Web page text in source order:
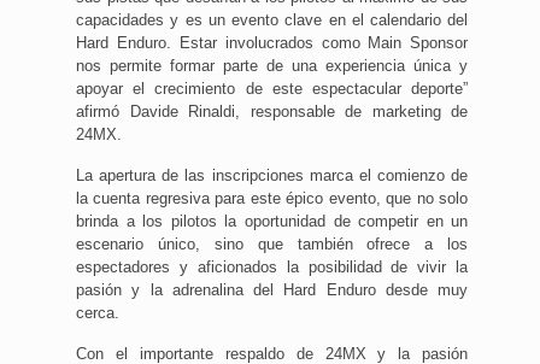
capacidades y es un evento clave en el calendario del
Hard Enduro. Estar involucrados como Main Sponsor
nos permite formar parte de una experiencia única y
apoyar el crecimiento de este espectacular deporte”
afirmó Davide Rinaldi, responsable de marketing de
24MX.
La apertura de las inscripciones marca el comienzo de
la cuenta regresiva para este épico evento, que no solo
brinda a los pilotos la oportunidad de competir en un
escenario único, sino que también ofrece a los
espectadores y aficionados la posibilidad de vivir la
pasión y la adrenalina del Hard Enduro desde muy
cerca.
Con el importante respaldo de 24MX y la pasión